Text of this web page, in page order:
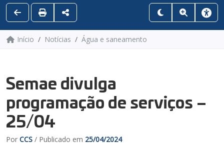
Início Notícias Água e saneamento
Semae divulga
programação de serviços –
25/04
Por CCS / Publicado em 25/04/2024